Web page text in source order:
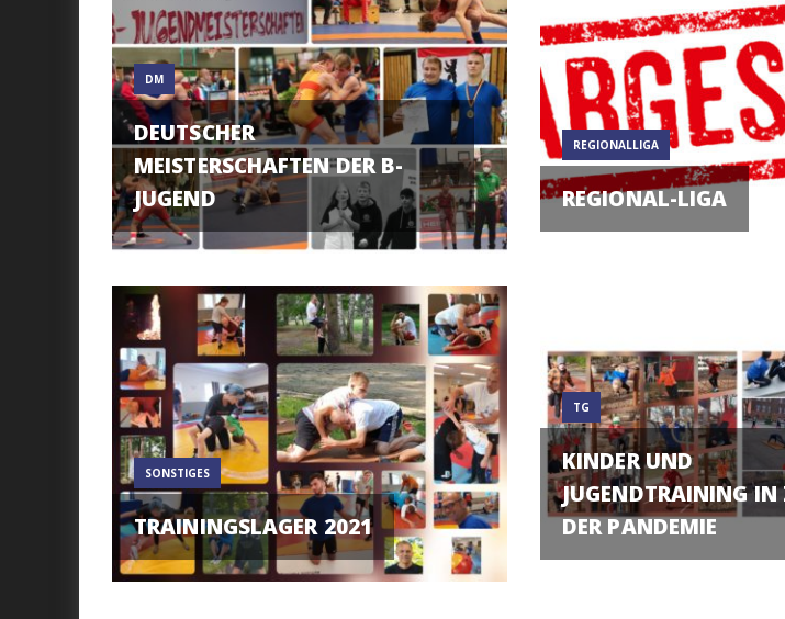
DM
DEUTSCHER
MEISTERSCHAFTEN DER B-
JUGEND
REGIONALLIGA
REGIONAL-LIGA
SONSTIGES
TRAININGSLAGER 2021
TG
KINDER UND
JUGENDTRAINING IN
DER PANDEMIE